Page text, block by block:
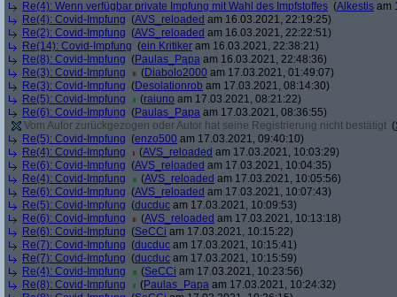
Re(4): Wenn verfügbar private Impfung mit Wahl des Impfstoffes (Alkestis am
Re(4): Covid-Impfung (AVS_reloaded am 16.03.2021, 22:19:25)
Re(2): Covid-Impfung (AVS_reloaded am 16.03.2021, 22:22:51)
Re(14): Covid-Impfung (ein Kritiker am 16.03.2021, 22:38:21)
Re(8): Covid-Impfung (Paulas_Papa am 16.03.2021, 22:48:36)
Re(3): Covid-Impfung
(Diabolo2000 am 17.03.2021, 01:49:07)
Re(3): Covid-Impfung (Desolationrob am 17.03.2021, 08:14:30)
Re(5): Covid-Impfung
(raiuno am 17.03.2021, 08:21:22)
Re(6): Covid-Impfung (Paulas_Papa am 17.03.2021, 08:36:55)
Vom Autor zurückgezogen oder Autor hat seine Registrierung nicht bestätigt (
Re(5): Covid-Impfung (enzo500 am 17.03.2021, 09:40:10)
Re(4): Covid-Impfung
(AVS_reloaded am 17.03.2021, 10:03:29)
Re(6): Covid-Impfung (AVS_reloaded am 17.03.2021, 10:04:35)
Re(4): Covid-Impfung
(AVS_reloaded am 17.03.2021, 10:05:56)
Re(6): Covid-Impfung (AVS_reloaded am 17.03.2021, 10:07:43)
Re(5): Covid-Impfung (ducduc am 17.03.2021, 10:09:53)
Re(6): Covid-Impfung
(AVS_reloaded am 17.03.2021, 10:13:18)
Re(6): Covid-Impfung (SeCCi am 17.03.2021, 10:15:22)
Re(7): Covid-Impfung (ducduc am 17.03.2021, 10:15:41)
Re(7): Covid-Impfung (ducduc am 17.03.2021, 10:15:59)
Re(4): Covid-Impfung
(SeCCi am 17.03.2021, 10:23:56)
Re(8): Covid-Impfung
(Paulas_Papa am 17.03.2021, 10:24:32)